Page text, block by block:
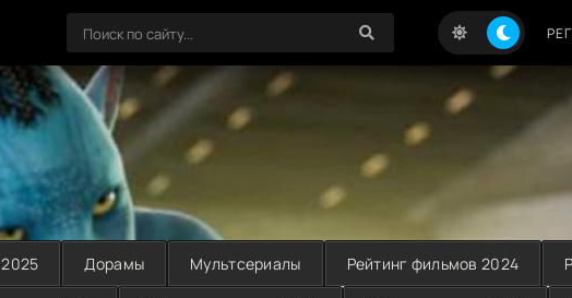
Дорамы Мультсериалы Рейтинг фильмов 2024